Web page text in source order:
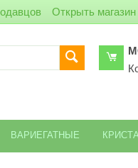
Открыть магазин
ВАРИЕГАТНЫЕ